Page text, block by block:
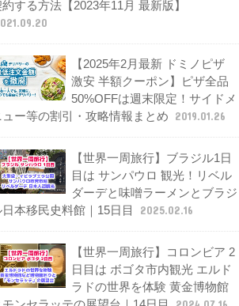
約する方法【2023年11月 最新版】
【2025年2月最新 ドミノピザ
激安 半額クーポン】ピザ全品
50%OFFは週末限定！サイドメ
ュー等の割引・攻略情報まとめ
2019.01.26
【世界一周旅行】ブラジル1日
目は サンパウロ 観光！リベル
ダーデと味噌ラーメンとブラジ
日本移民史料館｜15日目
2025.02.16
【世界一周旅行】コロンビア 2
日目は ボゴタ市内観光 エルド
ラドの世界を体験 黄金博物館